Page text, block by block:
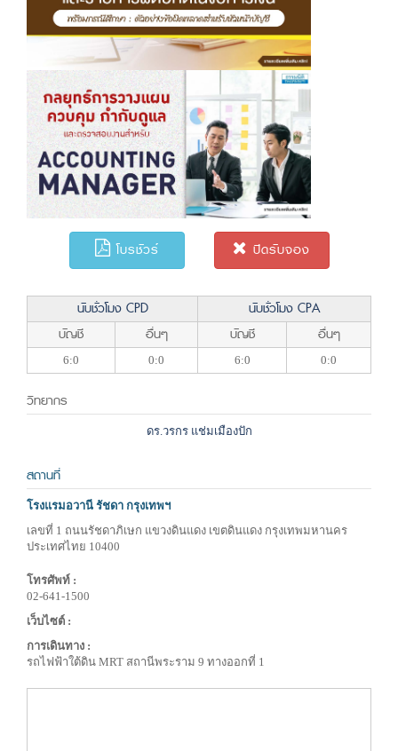
โบรชัวร์ ปิดรับจอง
นับชั่วโมง CPD
นับชั่วโมง CPA
บัญชี
อื่นๆ บัญชี อื่นๆ
6:0 0:0 6:0 0:0
วิทยากร
ดร.วรกร แช่มเมืองปัก
สถานที่
โรงแรมอวานี รัชดา กรุงเทพฯ
เลขที่ 1 ถนนรัชดาภิเษก แขวงดินแดง เขตดินแดง กรุงเทพมหานคร
ประเทศไทย 10400
โทรศัพท์ :
02-641-1500
เว็บไซต์ :
การเดินทาง :
รถไฟฟ้าใต้ดิน MRT สถานีพระราม 9 ทางออกที่ 1